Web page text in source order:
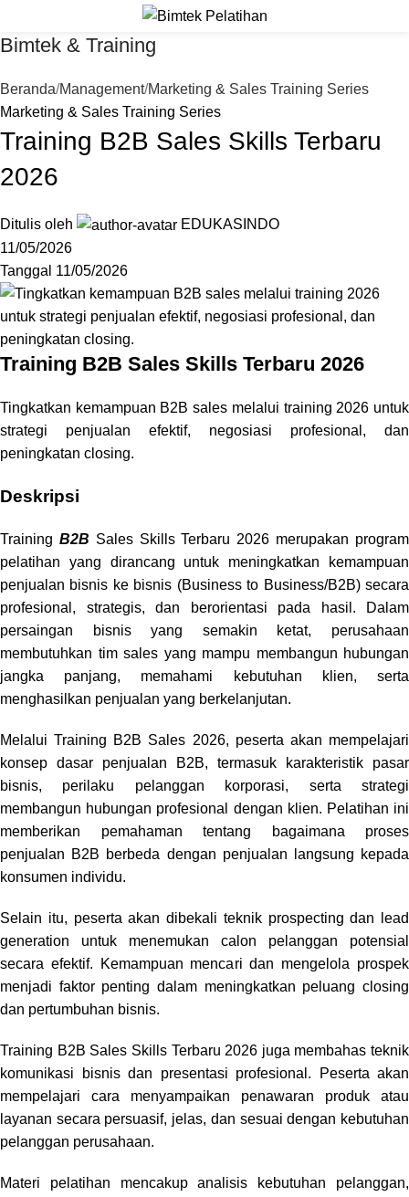
Bimtek & Training
Beranda Management Marketing & Sales Training Series
Marketing & Sales Training Series
Training B2B Sales Skills Terbaru
2026
Ditulis oleh
EDUKASINDO
11/05/2026
Tanggal 11/05/2026
Training B2B Sales Skills Terbaru 2026
Tingkatkan kemampuan B2B sales melalui training 2026 untuk
strategi penjualan efektif, negosiasi profesional, dan
peningkatan closing.
Deskripsi
Training B2B Sales Skills Terbaru 2026 merupakan program
pelatihan yang dirancang untuk meningkatkan kemampuan
penjualan bisnis ke bisnis (Business to Business/B2B) secara
profesional, strategis, dan berorientasi pada hasil. Dalam
persaingan bisnis yang semakin ketat, perusahaan
membutuhkan tim sales yang mampu membangun hubungan
jangka panjang, memahami kebutuhan klien, serta
menghasilkan penjualan yang berkelanjutan.
Melalui Training B2B Sales 2026, peserta akan mempelajari
konsep dasar penjualan B2B, termasuk karakteristik pasar
bisnis, perilaku pelanggan korporasi, serta strategi
membangun hubungan profesional dengan klien. Pelatihan ini
memberikan pemahaman tentang bagaimana proses
penjualan B2B berbeda dengan penjualan langsung kepada
konsumen individu.
Selain itu, peserta akan dibekali teknik prospecting dan lead
generation untuk menemukan calon pelanggan potensial
secara efektif. Kemampuan mencari dan mengelola prospek
menjadi faktor penting dalam meningkatkan peluang closing
dan pertumbuhan bisnis.
Training B2B Sales Skills Terbaru 2026 juga membahas teknik
komunikasi bisnis dan presentasi profesional. Peserta akan
mempelajari cara menyampaikan penawaran produk atau
layanan secara persuasif, jelas, dan sesuai dengan kebutuhan
pelanggan perusahaan.
Materi pelatihan mencakup analisis kebutuhan pelanggan,